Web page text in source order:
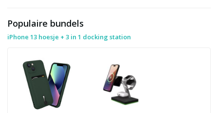
Populaire bundels
iPhone 13 hoesje + 3 in 1 docking station